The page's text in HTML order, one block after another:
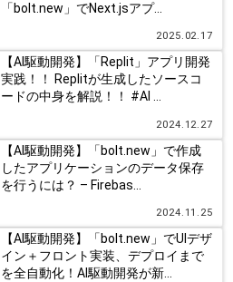
「bolt.new」でNext.jsアプ...
2025.02.17
【AI駆動開発】「Replit」アプリ開発
実践！！ Replitが生成したソースコ
ードの中身を解説！！ #AI ...
2024.12.27
【AI駆動開発】「bolt.new」で作成
したアプリケーションのデータ保存
を行うには？ – Firebas...
2024.11.25
【AI駆動開発】「bolt.new」でUIデザ
イン＋フロント実装、デプロイまで
を全自動化！AI駆動開発が新...